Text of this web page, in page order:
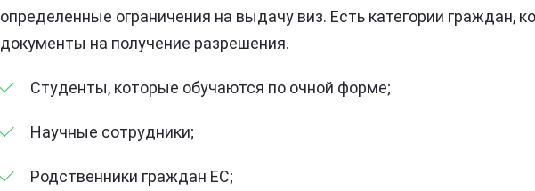
определенные ограничения на выдачу виз. Есть категории граждан,
документы на получение разрешения.
Студенты, которые обучаются по очной форме;
Научные сотрудники;
Родственники граждан ЕС;